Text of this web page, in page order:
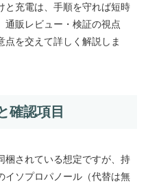
と充電は、手順を守れば短時
通販レビュー・検証の視点
点を交えて詳しく解説しま
確認項目
梱されている想定ですが、持
イソプロパノール（代替は無